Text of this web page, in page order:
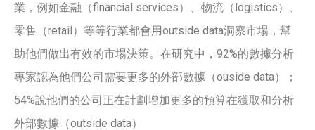
業，例如金融（financial services）、物流（logistics）、
零售（retail）等等行業都會用outside data洞察市場，幫
助他們做出有效的市場決策。在研究中，92%的數據分析
專家認為他們公司需要更多的外部數據（ouside data）；
54%說他們的公司正在計劃增加更多的預算在獲取和分析
外部數據（outside data）